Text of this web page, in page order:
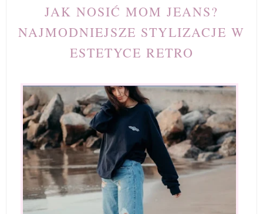
JAK NOSIĆ MOM JEANS?
NAJMODNIEJSZE STYLIZACJE W
ESTETYCE RETRO